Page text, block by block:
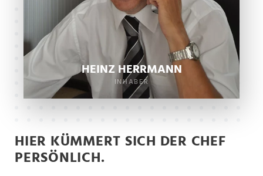
HEINZ HERRMANN
INHABER
HIER KÜMMERT SICH DER CHEF
PERSÖNLICH.